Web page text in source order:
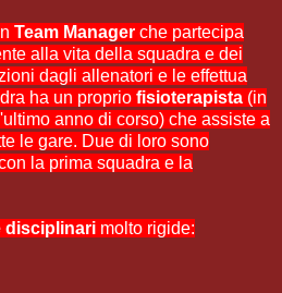
Team Manager che partecipa
alla vita della squadra e dei
dagli allenatori e le effettua
ha un proprio fisioterapista (in
anno di corso) che assiste a
le gare. Due di loro sono
la prima squadra e la
disciplinari molto rigide: